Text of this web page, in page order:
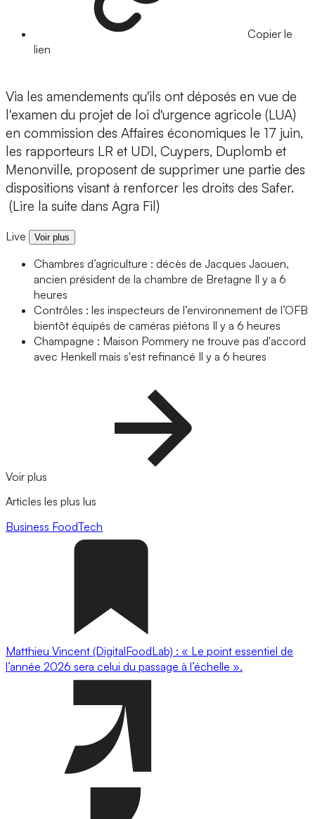
Copier le
lien
Via les amendements qu'ils ont déposés en vue de
l'examen du projet de loi d'urgence agricole (LUA)
en commission des Affaires économiques le 17 juin,
les rapporteurs LR et UDI, Cuypers, Duplomb et
Menonville, proposent de supprimer une partie des
dispositions visant à renforcer les droits des Safer.
(Lire la suite dans Agra Fil)
Live Voir plus
Chambres d’agriculture : décès de Jacques Jaouen,
ancien président de la chambre de Bretagne Il y a 6
heures
Contrôles : les inspecteurs de l’environnement de l’OFB
bientôt équipés de caméras piétons Il y a 6 heures
Champagne : Maison Pommery ne trouve pas d'accord
avec Henkell mais s'est refinancé Il y a 6 heures
Voir plus
Articles les plus lus
Business FoodTech
Matthieu Vincent (DigitalFoodLab) : « Le point essentiel de
l’année 2026 sera celui du passage à l’échelle ».